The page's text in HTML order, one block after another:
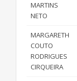
MARTINS
NETO
MARGARETH
COUTO
RODRIGUES
CIRQUEIRA